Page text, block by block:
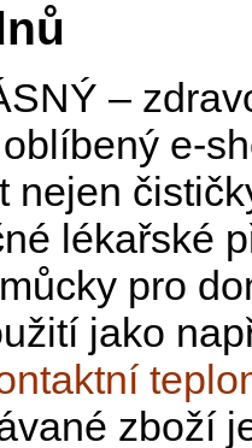
–
e-
nejen
lékařské
pro
jako
zboží